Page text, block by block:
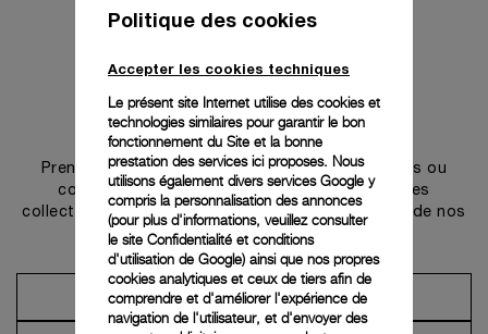
Prendre contact
Prenez rendez-vous dans l’une de nos boutiques ou
contactez notre conciergerie pour découvrir les
collections et bénéficier des conseils ou services de nos
ambassadeurs.
Prendre un rendez-vous
Politique des cookies
Accepter les cookies techniques
Le présent site Internet utilise des cookies et
technologies similaires pour garantir le bon
fonctionnement du Site et la bonne
prestation des services ici proposes. Nous
utilisons également divers services Google y
compris la personnalisation des annonces
(pour plus d'informations, veuillez consulter
le site Confidentialité et conditions
d'utilisation de Google) ainsi que nos propres
cookies analytiques et ceux de tiers afin de
comprendre et d'améliorer l'expérience de
navigation de l'utilisateur, et d'envoyer des